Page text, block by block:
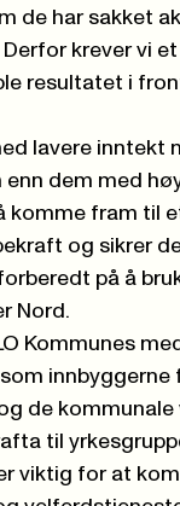
de har sakket
Derfor krever vi
resultatet i
lavere inntekt
dem med
komme fram til
og sikrer
på å
Nord.
Kommunes
innbyggerne
de
til
viktig for at